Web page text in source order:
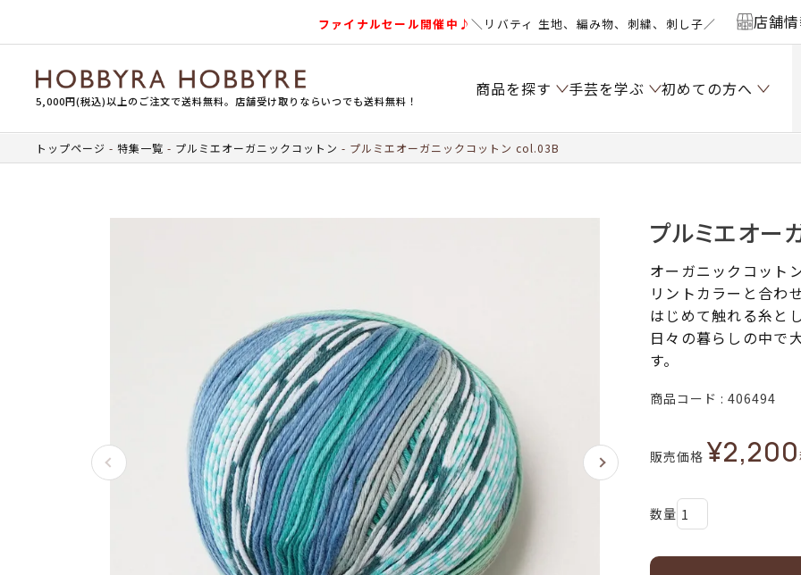
ファイナルセール開催中♪＼リバティ 生地、編み物、刺繍、刺し子／ 店舗
5,000円(税込)以上のご注文で送料無料。店舗受け取りならいつでも送料無料！
商品を探す 手芸を学ぶ 初めての方へ
トップページ 特集一覧 プルミエオーガニックコットン プルミエオーガニックコットン col.03B
プルミエオー
オーガニックコット
リントカラーと合わ
はじめて触れる糸と
日々の暮らしの中で
す。
商品コード 406494
販売価格 ¥2,200